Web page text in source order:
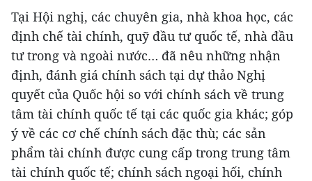
Tại Hội nghị, các chuyên gia, nhà khoa học, các
định chế tài chính, quỹ đầu tư quốc tế, nhà đầu
tư trong và ngoài nước… đã nêu những nhận
định, đánh giá chính sách tại dự thảo Nghị
quyết của Quốc hội so với chính sách về trung
tâm tài chính quốc tế tại các quốc gia khác; góp
ý về các cơ chế chính sách đặc thù; các sản
phẩm tài chính được cung cấp trong trung tâm
tài chính quốc tế; chính sách ngoại hối, chính